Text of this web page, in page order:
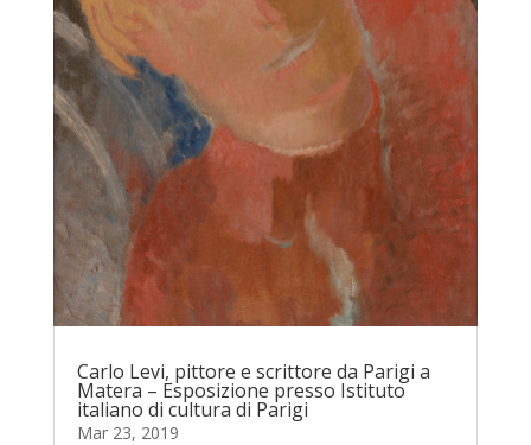
Carlo Levi, pittore e scrittore da Parigi a
Matera – Esposizione presso Istituto
italiano di cultura di Parigi
Mar 23, 2019